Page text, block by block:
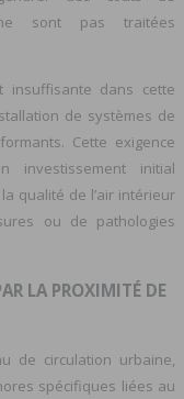
sont pas traitées
insuffisante dans cette
de systèmes de
Cette exigence
investissement initial
qualité de l’air intérieur
ou de pathologies
LA PROXIMITÉ DE
de circulation urbaine,
spécifiques liées au